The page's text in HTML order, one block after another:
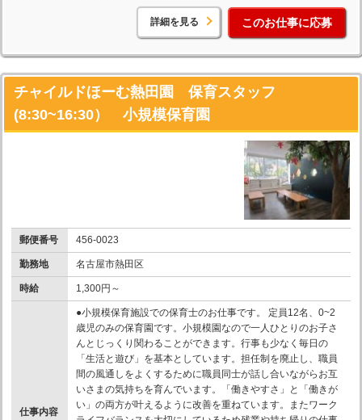
詳細を見る このお仕事に応募
チャイルドほーむ熱田園 保育スタッフ
(8:30~16:30） 小規模保育園
郵便番号 456-0023
勤務地 名古屋市熱田区
時給 1,300円～
仕事内容
●小規模保育施設での保育士のお仕事です。 定員12名、0~2
歳児のみの保育園です。小規模園なので一人ひとりのお子さ
んとじっくり関わることができます。行事も少なく毎日の
「生活と遊び」を基本としています。担任制を廃止し、職員
間の風通しをよくするために職員同士が話し合いながらお互
いさまの気持ちを育んでいます。「働きやすさ」と「働きが
い」の両方が叶えるように改善を重ねています。またワーク